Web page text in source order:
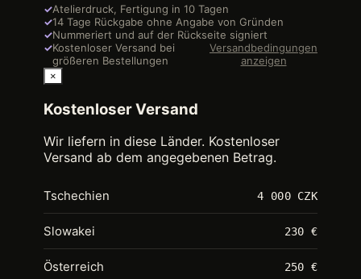
✓Atelierdruck, Fertigung in 10 Tagen
✓14 Tage Rückgabe ohne Angabe von Gründen
✓Nummeriert und auf der Rückseite signiert
✓Kostenloser Versand bei
größeren Bestellungen
Versandbedingungen
anzeigen
×
Kostenloser Versand
Wir liefern in diese Länder. Kostenloser
Versand ab dem angegebenen Betrag.
Tschechien 4 000 CZK
Slowakei 230 €
Österreich 250 €